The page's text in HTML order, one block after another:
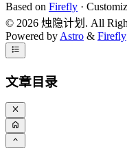
Based on Firefly ·
© 2026 烛隐计划. All
Powered byAstro & Firefly
文章目录